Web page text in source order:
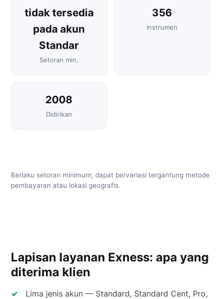
tidak tersedia
pada akun
Standar
Setoran min.
356
Instrumen
2008
Didirikan
Berlaku setoran minimum; dapat bervariasi tergantung metode
pembayaran atau lokasi geografis.
Lapisan layanan Exness: apa yang
diterima klien
Lima jenis akun — Standard, Standard Cent, Pro,